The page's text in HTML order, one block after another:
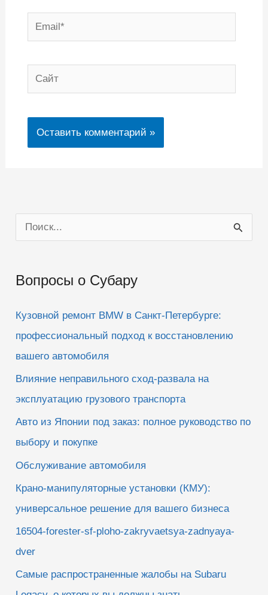
Email*
Сайт
о
с
Вопросы о Субару
Кузовной ремонт BMW в Санкт-Петербурге:
профессиональный подход к восстановлению
вашего автомобиля
Влияние неправильного сход-развала на
эксплуатацию грузового транспорта
Авто из Японии под заказ: полное руководство по
выбору и покупке
Обслуживание автомобиля
Крано-манипуляторные установки (КМУ):
универсальное решение для вашего бизнеса
16504-forester-sf-ploho-zakryvaetsya-zadnyaya-
dver
Самые распространенные жалобы на Subaru